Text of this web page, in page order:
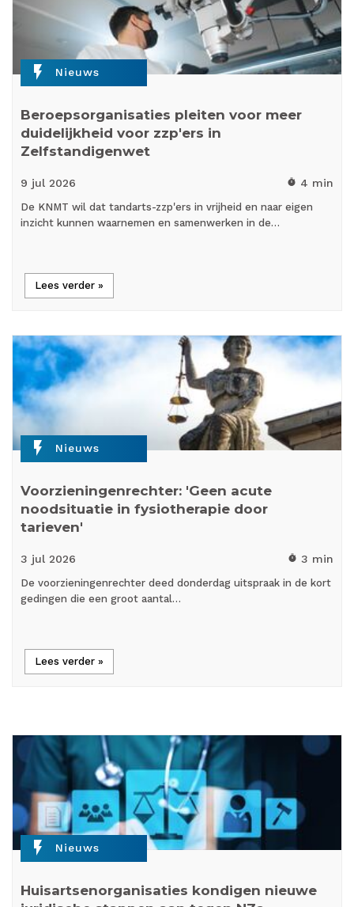
flash_on Nieuws
Beroepsorganisaties pleiten voor meer
duidelijkheid voor zzp'ers in
Zelfstandigenwet
9 jul 2026 timer 4 min
De KNMT wil dat tandarts-zzp'ers in vrijheid en naar eigen
inzicht kunnen waarnemen en samenwerken in de…
Lees verder »
flash_on Nieuws
Voorzieningenrechter: 'Geen acute
noodsituatie in fysiotherapie door
tarieven'
3 jul 2026 timer 3 min
De voorzieningenrechter deed donderdag uitspraak in de kort
gedingen die een groot aantal…
Lees verder »
flash_on Nieuws
Huisartsenorganisaties kondigen nieuwe